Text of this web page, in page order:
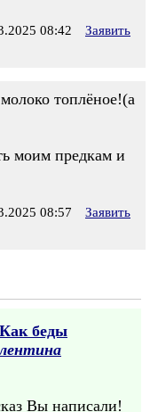
08:42
Заявить
топлёное!(а
моим предкам и
08:57
Заявить
беды
Вы написали!